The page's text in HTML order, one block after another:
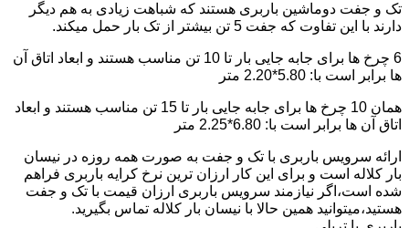
تک و جفت دوماشین باربری هستند که شباهت زیادی به هم دیگر
دارند با این تفاوت که جفت 5 تن بیشتر از تک بار حمل میکند.
6 چرخ ها برای جابه جایی بار تا 10 تن مناسب هستند و ابعاد اتاق آن
ها برابر است با: 5.80*2.20 متر
همان 10 چرخ ها برای جابه جایی بار تا 15 تن مناسب هستند و ابعاد
اتاق آن ها برابر است با: 6.80*2.25 متر
ارائه سرویس باربری با تک و جفت به صورت همه روزه در نیسان
بار کلاله است و برای این کار ارزان ترین نرخ کرایه باربری فراهم
شده است،اگر نیازمند سرویس باربری ارزان قیمت با تک و جفت
هستید،میتوانید همین حالا با نیسان بار کلاله تماس بگیرید.